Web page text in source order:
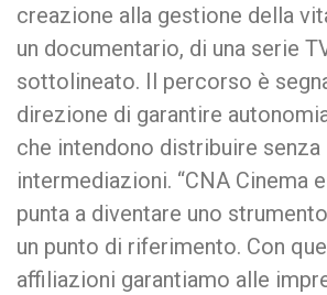
creazione alla gestione della
un documentario, di una serie
sottolineato. Il percorso è
direzione di garantire
che intendono distribuire senza
intermediazioni. “CNA Cinema
punta a diventare uno
un punto di riferimento. Con
affiliazioni garantiamo alle